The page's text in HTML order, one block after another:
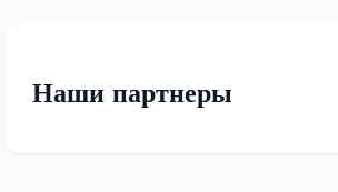
Наши партнеры